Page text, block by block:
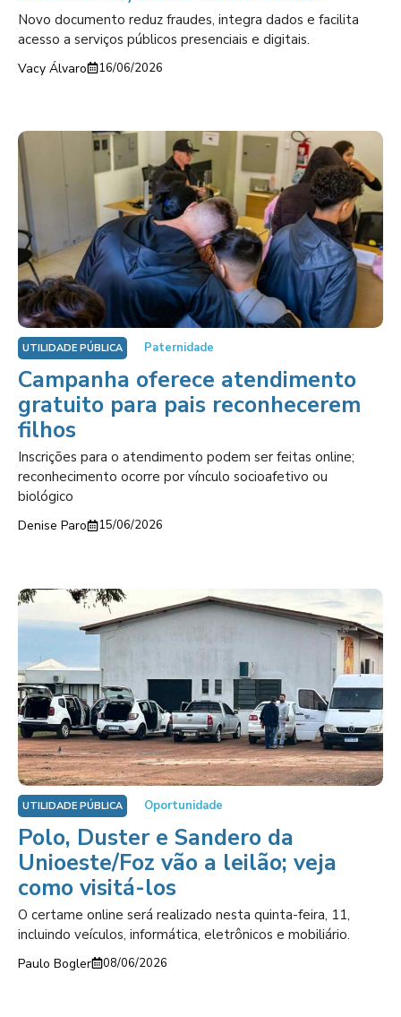
Novo documento reduz fraudes, integra dados e facilita
acesso a serviços públicos presenciais e digitais.
Vacy Álvaro 16/06/2026
UTILIDADE PÚBLICA Paternidade
Campanha oferece atendimento
gratuito para pais reconhecerem
filhos
Inscrições para o atendimento podem ser feitas online;
reconhecimento ocorre por vínculo socioafetivo ou
biológico
Denise Paro 15/06/2026
UTILIDADE PÚBLICA Oportunidade
Polo, Duster e Sandero da
Unioeste/Foz vão a leilão; veja
como visitá-los
O certame online será realizado nesta quinta-feira, 11,
incluindo veículos, informática, eletrônicos e mobiliário.
Paulo Bogler 08/06/2026